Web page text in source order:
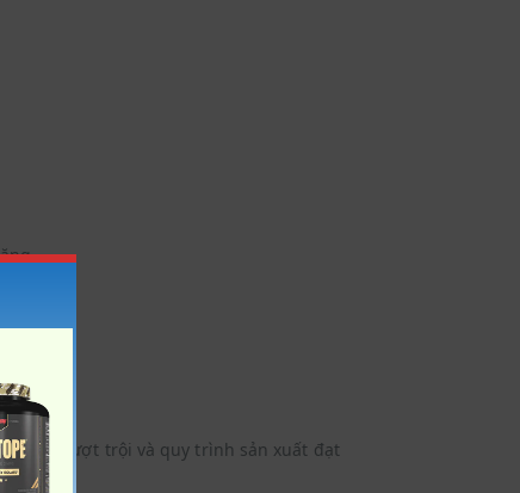
vượt trội và quy trình sản xuất đạt